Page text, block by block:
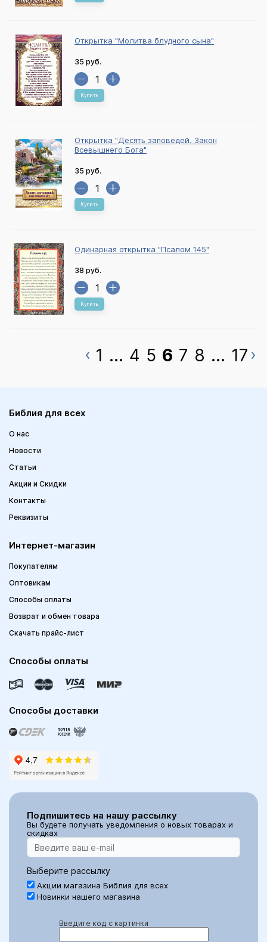
Открытка "Молитва блудного сына"
35 руб.
Купить
Открытка "Десять заповедей. Закон
Всевышнего Бога"
35 руб.
Купить
Одинарная открытка "Псалом 145"
38 руб.
Купить
1 ... 4 5 6 7 8 ... 17
Библия для всех
О нас
Новости
Статьи
Акции и Скидки
Контакты
Реквизиты
Интернет-магазин
Покупателям
Оптовикам
Способы оплаты
Возврат и обмен товара
Скачать прайс-лист
Способы оплаты
Способы доставки
Подпишитесь на нашу рассылку
Вы будете получать уведомления о новых товарах и
скидках
Выберите рассылку
Акции магазина Библия для всех
Новинки нашего магазина
Введите код с картинки